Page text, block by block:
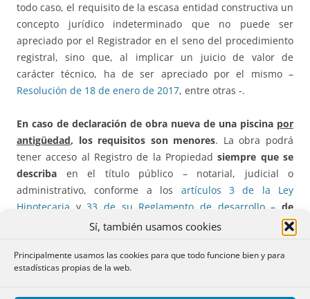
Sí, también usamos cookies
Principalmente usamos las cookies para que todo funcione bien y para
estadísticas propias de la web.
todo caso, el requisito de la escasa entidad constructiva un
concepto jurídico indeterminado que no puede ser
apreciado por el Registrador en el seno del procedimiento
registral, sino que, al implicar un juicio de valor de
carácter técnico, ha de ser apreciado por el mismo –
Resolución de 18 de enero de 2017, entre otras -.
En caso de declaración de obra nueva de una piscina por
antigüedad, los requisitos son menores. La obra podrá
tener acceso al Registro de la Propiedadsiempre que se
describa en el título público – notarial, judicial o
administrativo, conforme a los artículos 3 de la Ley
Hipotecaria y 33 de su Reglamento de desarrollo–de
forma coincidente con alguno de los cuatro medios
para
poder acreditar la realidad de la obra, esto es, certificación
municipal, certificación de técnico competente, acta